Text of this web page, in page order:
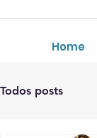
Home
Todos posts